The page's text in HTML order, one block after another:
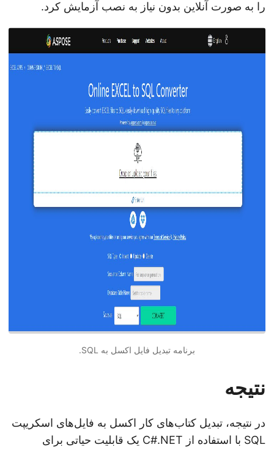
را به صورت آنلاین بدون نیاز به نصب آزمایش کرد.
برنامه تبدیل فایل اکسل به SQL.
نتیجه
در نتیجه، تبدیل کتاب‌های کار اکسل به فایل‌های اسکریپت
SQL با استفاده از C#.NET یک قابلیت حیاتی برای